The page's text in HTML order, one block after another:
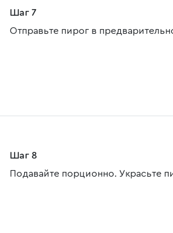
Шаг 7
Отправьте пирог в
Шаг 8
Подавайте порционно. Украсьте